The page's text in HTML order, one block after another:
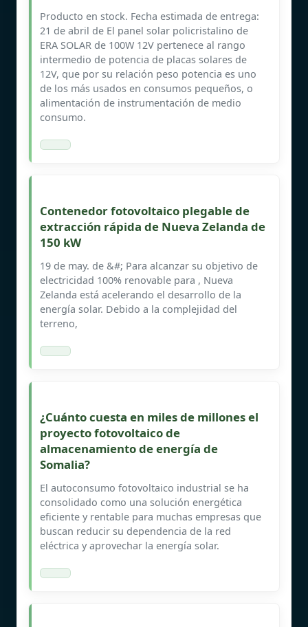
Producto en stock. Fecha estimada de entrega:
21 de abril de El panel solar policristalino de
ERA SOLAR de 100W 12V pertenece al rango
intermedio de potencia de placas solares de
12V, que por su relación peso potencia es uno
de los más usados en consumos pequeños, o
alimentación de instrumentación de medio
consumo.
Contenedor fotovoltaico plegable de
extracción rápida de Nueva Zelanda de
150 kW
19 de may. de &#; Para alcanzar su objetivo de
electricidad 100% renovable para , Nueva
Zelanda está acelerando el desarrollo de la
energía solar. Debido a la complejidad del
terreno,
¿Cuánto cuesta en miles de millones el
proyecto fotovoltaico de
almacenamiento de energía de
Somalia?
El autoconsumo fotovoltaico industrial se ha
consolidado como una solución energética
eficiente y rentable para muchas empresas que
buscan reducir su dependencia de la red
eléctrica y aprovechar la energía solar.